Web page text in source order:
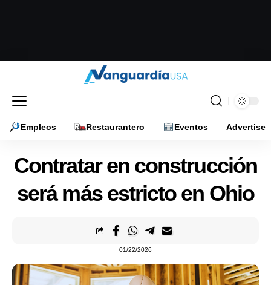
Empleos Restaurantero Eventos Advertise
Contratar en construcción
será más estricto en Ohio
01/22/2026